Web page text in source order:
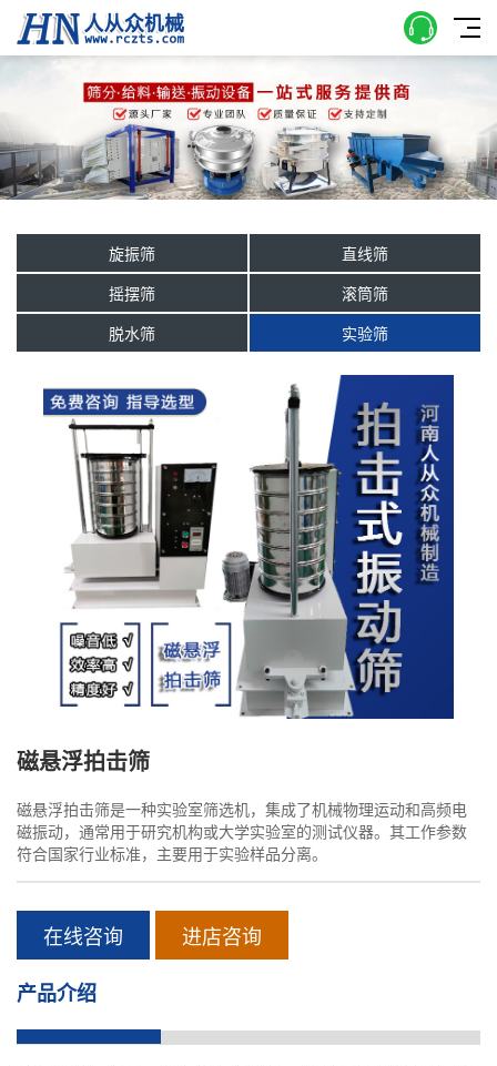
旋振筛
直线筛
摇摆筛
滚筒筛
脱水筛
实验筛
磁悬浮拍击筛
磁悬浮拍击筛是一种实验室筛选机，集成了机械物理运动和高频电
磁振动，通常用于研究机构或大学实验室的测试仪器。其工作参数
符合国家行业标准，主要用于实验样品分离。
在线咨询
进店咨询
产品介绍